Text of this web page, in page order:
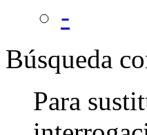
-
Búsqueda
Para